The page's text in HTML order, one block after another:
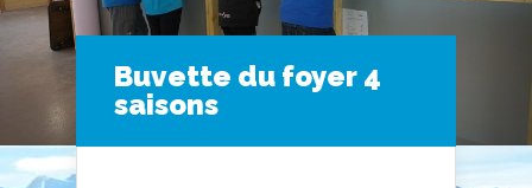
Buvette du foyer 4
saisons